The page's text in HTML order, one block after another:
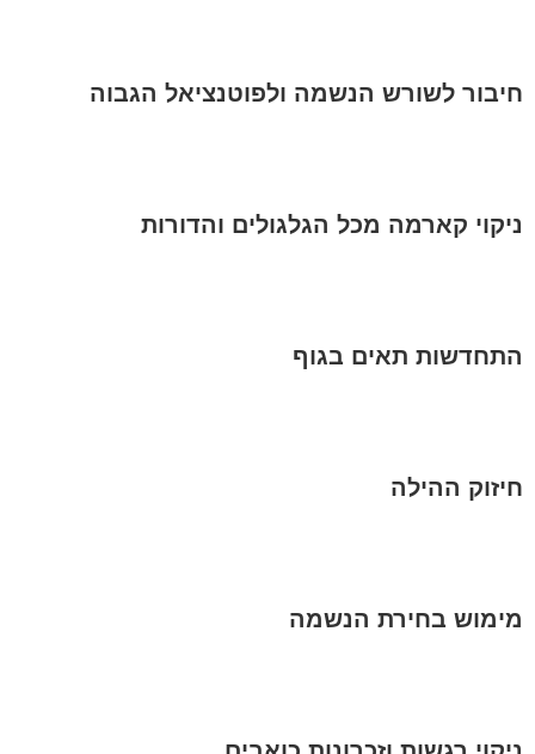
חיבור לשורש הנשמה ולפוטנציאל הגבוה
ניקוי קארמה מכל הגלגולים והדורות
התחדשות תאים בגוף
חיזוק ההילה
מימוש בחירת הנשמה